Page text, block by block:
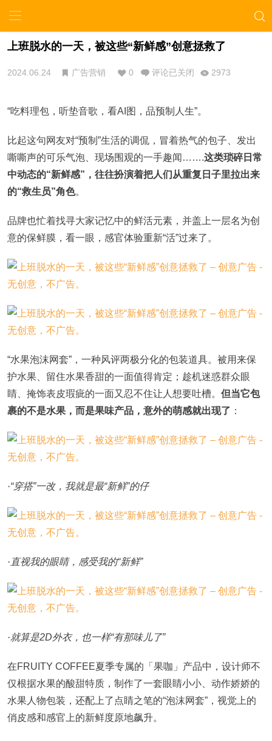
上班脱水的一天，被这些“新鲜感”创意拯救了
2024.06.24 广告营销 0 评论已关闭 2973
“吃料理包，听垫音歌，看AI图，品预制人生”。
比起这句网友对“预制”生活的调侃，冒着热气的包子、发出
嘶嘶声的可乐气泡、现场围观的一手趣闻…….这类琐碎日常
中动态的“新鲜感”，往往扮演着把人们从重复日子里拉出来
的“救生员”角色。
品牌也忙着找寻大家记忆中的鲜活元素，并盖上一层名为创
意的保鲜膜，看一眼，感官体验重新“活”过来了。
“水果泡沫网套”，一种风评两极分化的包装道具。被用来保
护水果、留住水果香甜的一面值得肯定；趁机迷惑群众眼
睛、掩饰表皮瑕疵的一面又忍不住让人想要吐槽。 但当它包
裹的不是水果，而是果味产品，意外的萌感就出现了 ：
·“穿搭”一改，我就是最“新鲜”的仔
·直视我的眼睛，感受我的“新鲜”
·就算是2D外衣，也一样“有那味儿了”
在FRUITY COFFEE夏季专属的「果咖」产品中，设计师不
仅根据水果的酸甜特质，制作了一套眼睛小小、动作娇娇的
水果人物包装，还配上了点睛之笔的“泡沫网套”，视觉上的
俏皮感和感官上的新鲜度原地飙升。